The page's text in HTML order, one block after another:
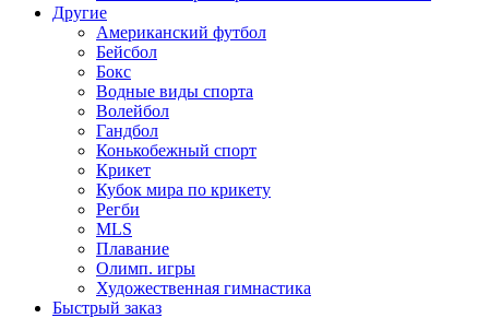
Другие
Американский футбол
Бейсбол
Бокс
Водные виды спорта
Волейбол
Гандбол
Конькобежный спорт
Крикет
Кубок мира по крикету
Регби
MLS
Плавание
Олимп. игры
Художественная гимнастика
Быстрый заказ